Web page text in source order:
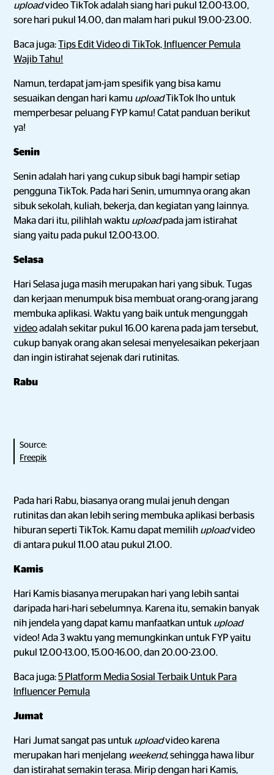
uploadvideo TikTok adalah siang hari pukul 12.00-13.00,
sore hari pukul 14.00, dan malam hari pukul 19.00-23.00.
Baca juga: Tips Edit Video di TikTok, Influencer Pemula
Wajib Tahu!
Namun, terdapat jam-jam spesifik yang bisa kamu
sesuaikan dengan hari kamu uploadTikTok lho untuk
memperbesar peluang FYP kamu! Catat panduan berikut
ya!
Senin
Senin adalah hari yang cukup sibuk bagi hampir setiap
pengguna TikTok. Pada hari Senin, umumnya orang akan
sibuk sekolah, kuliah, bekerja, dan kegiatan yang lainnya.
Maka dari itu, pilihlah waktu uploadpada jam istirahat
siang yaitu pada pukul 12.00-13.00.
Selasa
Hari Selasa juga masih merupakan hari yang sibuk. Tugas
dan kerjaan menumpuk bisa membuat orang-orang jarang
membuka aplikasi. Waktu yang baik untuk mengunggah
videoadalah sekitar pukul 16.00 karena pada jam tersebut,
cukup banyak orang akan selesai menyelesaikan pekerjaan
dan ingin istirahat sejenak dari rutinitas.
Rabu
Source:
Freepik
Pada hari Rabu, biasanya orang mulai jenuh dengan
rutinitas dan akan lebih sering membuka aplikasi berbasis
hiburan seperti TikTok. Kamu dapat memilih uploadvideo
di antara pukul 11.00 atau pukul 21.00.
Kamis
Hari Kamis biasanya merupakan hari yang lebih santai
daripada hari-hari sebelumnya. Karena itu, semakin banyak
nih jendela yang dapat kamu manfaatkan untuk upload
video! Ada 3 waktu yang memungkinkan untuk FYP yaitu
pukul 12.00-13.00, 15.00-16.00, dan 20.00-23.00.
Baca juga:5 Platform Media Sosial Terbaik Untuk Para
Influencer Pemula
Jumat
Hari Jumat sangat pas untuk uploadvideo karena
merupakan hari menjelang weekend, sehingga hawa libur
dan istirahat semakin terasa. Mirip dengan hari Kamis,